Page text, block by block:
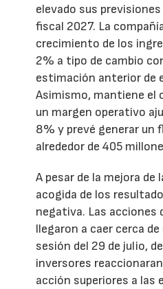
elevado sus
fiscal 2027. La
crecimiento de los
2% a tipo de cambio
estimación anterior de
Asimismo, mantiene el
un margen operativo
8% y prevé generar un
alrededor de 405
A pesar de la mejora de
acogida de los
negativa. Las acciones
llegaron a caer cerca
sesión del 29 de julio,
inversores
acción superiores a las